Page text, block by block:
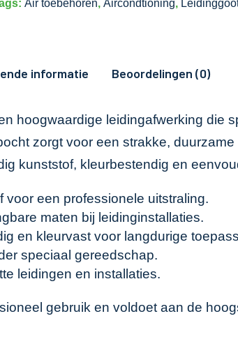
Air toebehoren, Aircondtioning,
informatie Beoordelingen (0)
hoogwaardige leidingafwerking die
zorgt voor een strakke,
kunststof, kleurbestendig en
een professionele uitstraling.
maten bij leidinginstallaties.
en kleurvast voor langdurige
speciaal gereedschap.
leidingen en installaties.
gebruik en voldoet aan de